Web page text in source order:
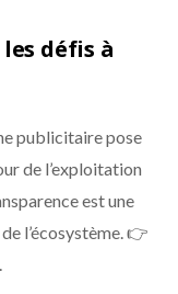
défis à
publicitaire pose
de l’exploitation
est une
l’écosystème. 👉